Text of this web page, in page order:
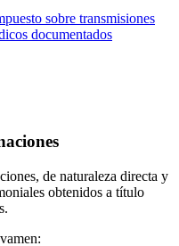
sobre transmisiones
documentados
de naturaleza directa y
obtenidos a título